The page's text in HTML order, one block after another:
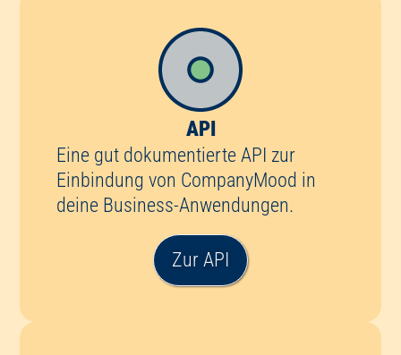
API
Eine gut dokumentierte API zur
Einbindung von CompanyMood in
deine Business-Anwendungen.
Zur API